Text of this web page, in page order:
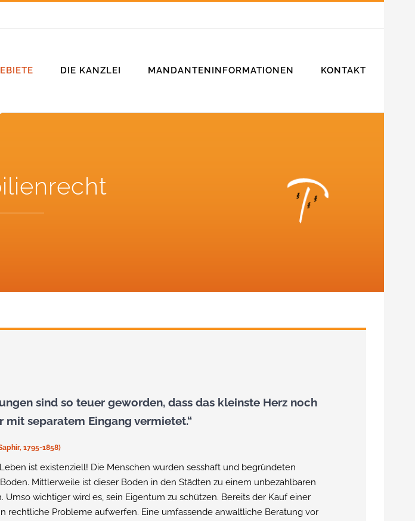
DIE KANZLEI MANDANTENINFORMATIONEN KONTAKT
sind so teuer geworden, dass das kleinste Herz noch
mit separatem Eingang vermietet.“
1795-1858)
ist existenziell! Die Menschen wurden sesshaft und begründeten
Mittlerweile ist dieser Boden in den Städten zu einem unbezahlbaren
Umso wichtiger wird es, sein Eigentum zu schützen. Bereits der Kauf einer
rechtliche Probleme aufwerfen. Eine umfassende anwaltliche Beratung vor